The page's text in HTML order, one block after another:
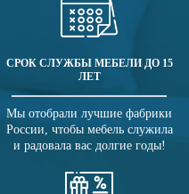
СРОК СЛУЖБЫ МЕБЕЛИ ДО 15
ЛЕТ
Мы отобрали лучшие фабрики
России, чтобы мебель служила
и радовала вас долгие годы!